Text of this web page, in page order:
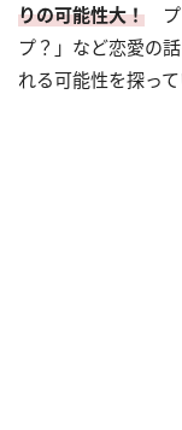
りの可能性大！ プ
プ？」など恋愛の
れる可能性を探って